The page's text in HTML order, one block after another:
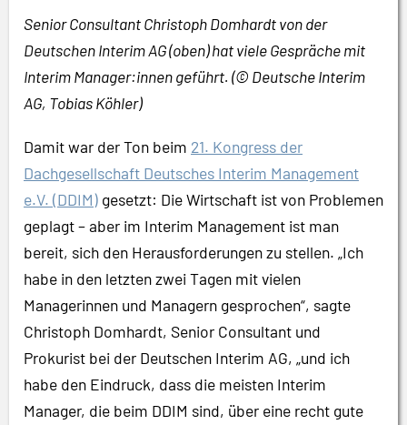
Senior Consultant Christoph Domhardt von der
Deutschen Interim AG (oben) hat viele Gespräche mit
Interim Manager:innen geführt. (© Deutsche Interim
AG, Tobias Köhler)
Damit war der Ton beim 21. Kongress der
Dachgesellschaft Deutsches Interim Management
e.V. (DDIM) gesetzt: Die Wirtschaft ist von Problemen
geplagt – aber im Interim Management ist man
bereit, sich den Herausforderungen zu stellen. „Ich
habe in den letzten zwei Tagen mit vielen
Managerinnen und Managern gesprochen“, sagte
Christoph Domhardt, Senior Consultant und
Prokurist bei der Deutschen Interim AG, „und ich
habe den Eindruck, dass die meisten Interim
Manager, die beim DDIM sind, über eine recht gute